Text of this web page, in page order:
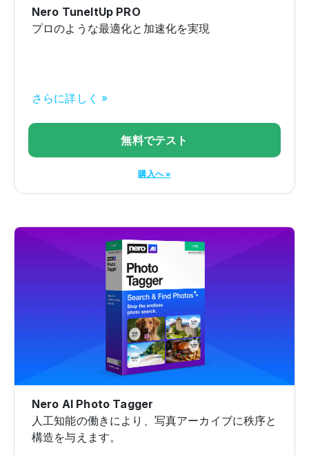
Nero TuneItUp PRO
プロのような最適化と加速化を実現
さらに詳しく »
無料でテスト
購入へ »
Nero AI Photo Tagger
人工知能の働きにより、写真アーカイブに秩序と
構造を与えます。